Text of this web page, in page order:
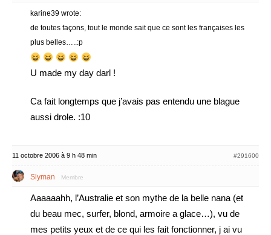
karine39 wrote:
de toutes façons, tout le monde sait que ce sont les françaises les
plus belles…..:p
U made my day darl !
Ca fait longtemps que j’avais pas entendu une blague
aussi drole. :10
11 octobre 2006 à 9 h 48 min #291600
Slyman Membre
Aaaaaahh, l’Australie et son mythe de la belle nana (et
du beau mec, surfer, blond, armoire a glace…), vu de
mes petits yeux et de ce qui les fait fonctionner, j ai vu